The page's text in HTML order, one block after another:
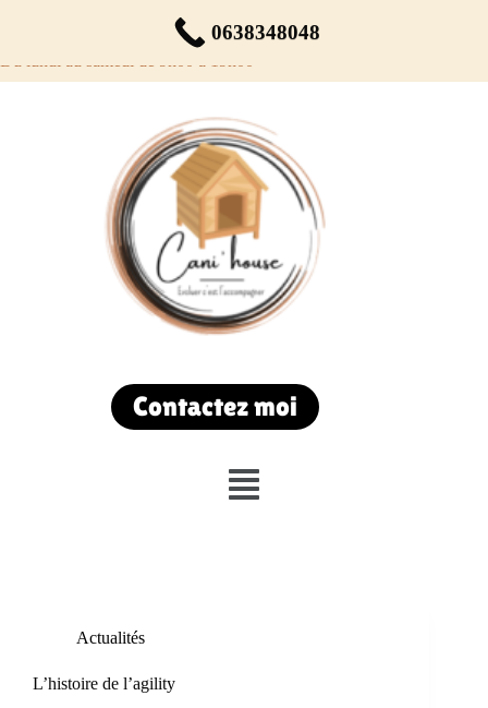
Réservez votre rendez-vous dès maintenant !
Contactez moi
Actualités
L’histoire de l’agility
0638348048